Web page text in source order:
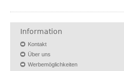
Information
Kontakt
Über uns
Werbemöglichkeiten